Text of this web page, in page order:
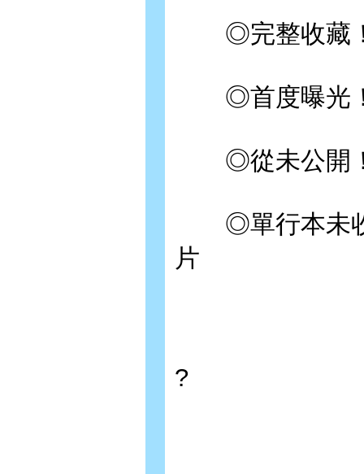
◎完整收藏！
◎首度曝光！
◎從未公開！
◎單行本未收
片
?